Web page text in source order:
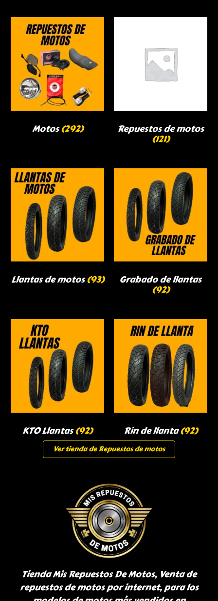
Motos(292) Repuestos de motos
(121)
Llantas de motos(93) Grabado de llantas
(92)
KTO Llantas(92) Rin de llanta(92)
Ver tienda de Repuestos de motos
Tienda Mis Repuestos De Motos, Venta de
repuestos de motos por internet, para los